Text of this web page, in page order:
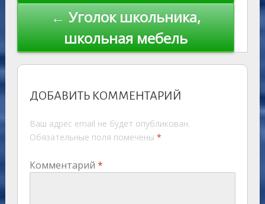
← Уголок школьника,
школьная мебель
ДОБАВИТЬ КОММЕНТАРИЙ
Ваш адрес email не будет опубликован.
Обязательные поля помечены *
Комментарий *